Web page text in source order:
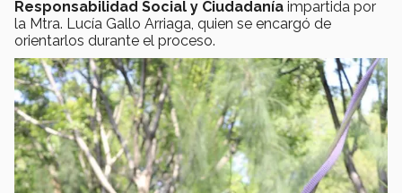
Responsabilidad Social y Ciudadanía impartida por
la Mtra. Lucía Gallo Arriaga, quien se encargó de
orientarlos durante el proceso.